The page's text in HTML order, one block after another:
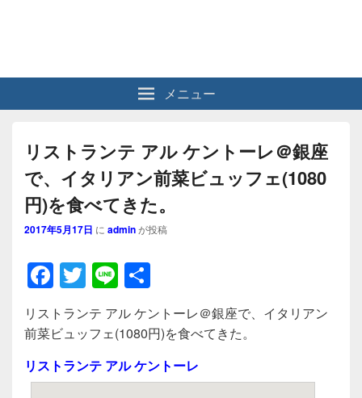
メニュー
リストランテ アル ケントーレ＠銀座
で、イタリアン前菜ビュッフェ(1080
円)を食べてきた。
2017年5月17日 に adminが投稿
F
a
c
e
b
T
wi
tt
er
Li
n
e
有
リストランテ アル ケントーレ＠銀座で、イタリアン
前菜ビュッフェ(1080円)を食べてきた。
リストランテ アル ケントーレ